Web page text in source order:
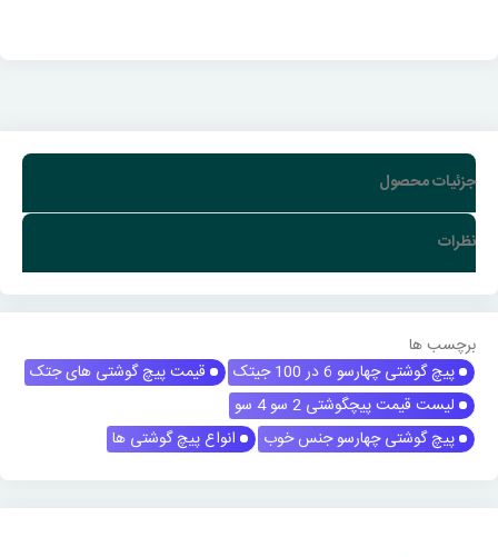
جزئیات محصول
نظرات
برچسب ها
پیچ گوشتی چهارسو 6 در 100 جیتک
قیمت پیچ گوشتی های جتک
لیست قیمت پیچگوشتی 2 سو 4 سو
پیچ گوشتی چهارسو جنس خوب
انواع پیچ گوشتی ها